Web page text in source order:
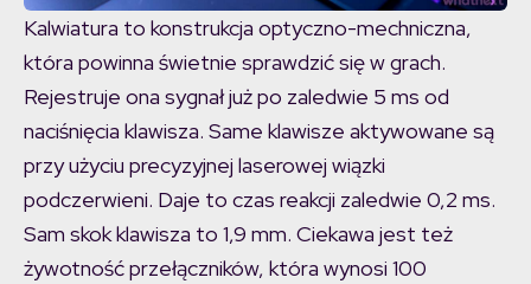
Kalwiatura to konstrukcja optyczno-mechniczna,
która powinna świetnie sprawdzić się w grach.
Rejestruje ona sygnał już po zaledwie 5 ms od
naciśnięcia klawisza. Same klawisze aktywowane są
przy użyciu precyzyjnej laserowej wiązki
podczerwieni. Daje to czas reakcji zaledwie 0,2 ms.
Sam skok klawisza to 1,9 mm. Ciekawa jest też
żywotność przełączników, która wynosi 100